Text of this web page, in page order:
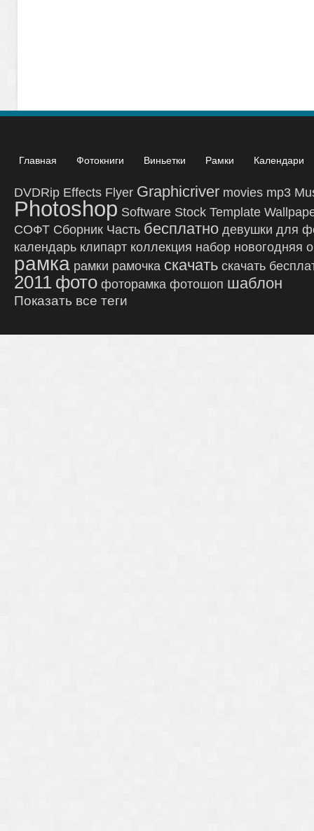
Главная Фотокниги Виньетки Рамки Календари
DVDRip Effects Flyer Graphicriver movies mp3
Photoshop Software Stock Template
СОФТ Сборник Часть бесплатно девушки для
календарь клипарт коллекция набор новогодняя
рамка рамки рамочка скачать скачать
2011 фото фоторамка фотошоп шаблон
Показать все теги